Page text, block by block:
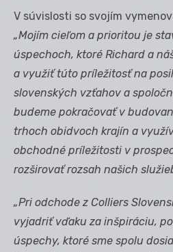
V súvislosti so svojím
„Mojím cieľom a prioritou je
úspechoch, ktoré Richard a
a využiť túto príležitosť na
slovenských vzťahov a
budeme pokračovať v
trhoch obidvoch krajín a
obchodné príležitosti v
rozširovať rozsah našich
„Pri odchode z Colliers
vyjadriť vďaku za inšpiráciu,
úspechy, ktoré sme spolu